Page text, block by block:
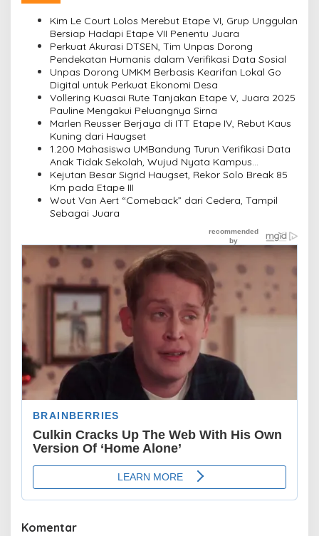
a
Kim Le Court Lolos Merebut Etape VI, Grup Unggulan
Bersiap Hadapi Etape VII Penentu Juara
Perkuat Akurasi DTSEN, Tim Unpas Dorong
Pendekatan Humanis dalam Verifikasi Data Sosial
Unpas Dorong UMKM Berbasis Kearifan Lokal Go
Digital untuk Perkuat Ekonomi Desa
Vollering Kuasai Rute Tanjakan Etape V, Juara 2025
Pauline Mengakui Peluangnya Sirna
Marlen Reusser Berjaya di ITT Etape IV, Rebut Kaus
Kuning dari Haugset
1.200 Mahasiswa UMBandung Turun Verifikasi Data
Anak Tidak Sekolah, Wujud Nyata Kampus
Membantu Jawa Barat Menyelamatkan Generasi
Kejutan Besar Sigrid Haugset, Rekor Solo Break 85
Km pada Etape III
Wout Van Aert “Comeback” dari Cedera, Tampil
Sebagai Juara
Komentar